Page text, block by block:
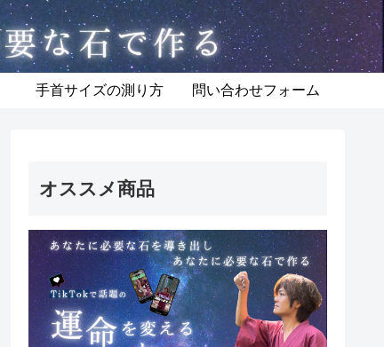
手首サイズの測り方 問い合わせフォーム
オススメ商品